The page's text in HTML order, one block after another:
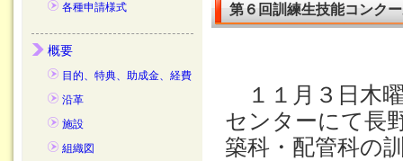
各種申請様式
概要
目的、特典、助成金、経費
沿革
施設
組織図
第６回訓練生技能コンク
１１月３日木
センターにて長
築科・配管科の